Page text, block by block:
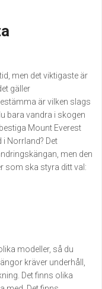
men det viktigaste är
gäller
är vilken slags
bara vandra i skogen
Mount Everest
Norrland? Det
men den
som ska styra ditt val:
modeller, så du
kräver underhåll,
Det finns olika